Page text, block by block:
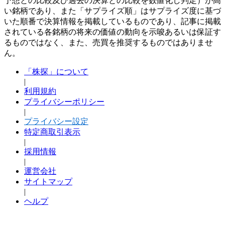
い銘柄であり、また「サプライズ順」はサプライズ度に基づ
いた順番で決算情報を掲載しているものであり、記事に掲載
されている各銘柄の将来の価値の動向を示唆あるいは保証す
るものではなく、また、売買を推奨するものではありませ
ん。
「株探」について
|
利用規約
プライバシーポリシー
|
プライバシー設定
特定商取引表示
|
採用情報
|
運営会社
サイトマップ
|
ヘルプ